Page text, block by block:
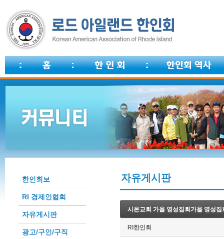
한인회보
RI 경제인협회
자유게시판
광고/구인/구직
자유게시판
시온교회 가을 영성집회가을 영성집
RI한인회